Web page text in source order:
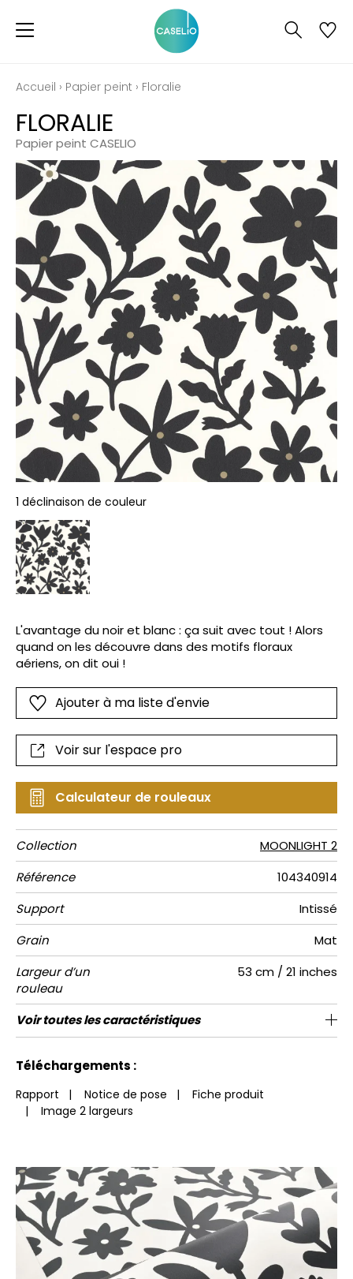
Accueil › Papier peint › Floralie
FLORALIE
Papier peint CASELIO
1 déclinaison de couleur
L'avantage du noir et blanc : ça suit avec tout ! Alors
quand on les découvre dans des motifs floraux
aériens, on dit oui !
Ajouter à ma liste d'envie
Voir sur l'espace pro
Calculateur de rouleaux
Collection
MOONLIGHT 2
Référence
104340914
Support
Intissé
Grain
Mat
Largeur d’un
rouleau
53 cm / 21 inches
Longueur Vendu au rouleau de 10.05m / 11 yards
Raccord Raccord sauté 1/2
Rapport
Vertical
53cm / 21 pouces
Poids g/m² 150
Entretien Lavable
Pose colle Encollage du mur
Dépose Arrachage à sec
Norme COV A+
ASTME84 Class A
Norme
euroclass
C-s1, d0
Voir toutes les caractéristiques
Téléchargements :
Rapport | Notice de pose |
Fiche produit
| Image 2 largeurs